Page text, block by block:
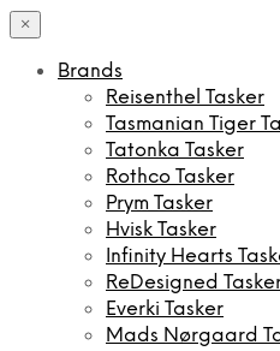
×
Brands
Reisenthel Tasker
Tasmanian Tiger
Tatonka Tasker
Rothco Tasker
Prym Tasker
Hvisk Tasker
Infinity Hearts
ReDesigned
Everki Tasker
Mads Nørgaard